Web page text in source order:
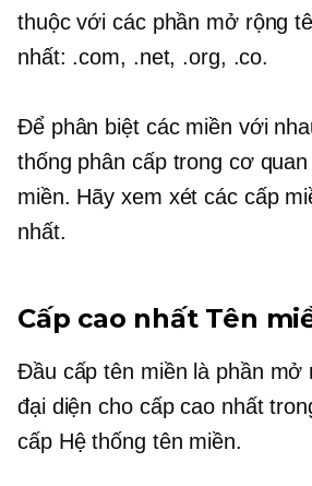
thuộc với các phần mở rộng
nhất: .com, .net, .org, .co.
Để phân biệt các miền với
thống phân cấp trong cơ
miền. Hãy xem xét các cấp
nhất.
Cấp cao nhấtTên
Đầu cấp tên miền là phần mở
đại diện cho cấp cao nhất
cấp Hệ thống tên miền.